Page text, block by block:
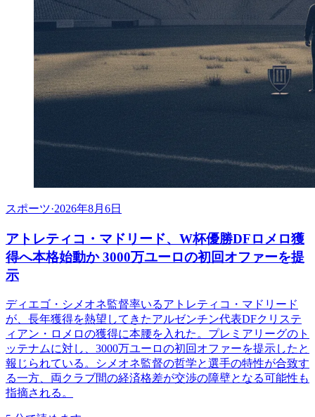
スポーツ·2026年8月6日
アトレティコ・マドリード、W杯優勝DFロメロ獲
得へ本格始動か 3000万ユーロの初回オファーを提
示
ディエゴ・シメオネ監督率いるアトレティコ・マドリード
が、長年獲得を熱望してきたアルゼンチン代表DFクリステ
ィアン・ロメロの獲得に本腰を入れた。プレミアリーグのト
ッテナムに対し、3000万ユーロの初回オファーを提示したと
報じられている。シメオネ監督の哲学と選手の特性が合致す
る一方、両クラブ間の経済格差が交渉の障壁となる可能性も
指摘される。